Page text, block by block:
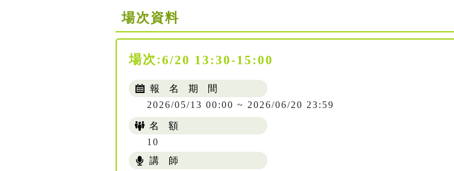
場次資料
場次:6/20 13:30-15:00
報 名 期 間
2026/05/13 00:00 ~ 2026/06/20 23:59
名 額
10
講 師